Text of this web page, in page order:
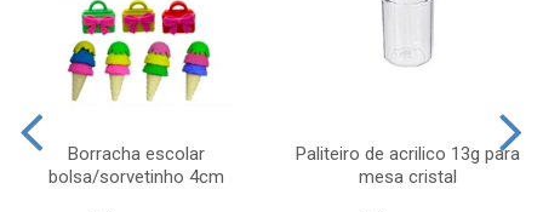
Borracha escolar
bolsa/sorvetinho 4cm
Paliteiro de acrilico 13g para
mesa cristal